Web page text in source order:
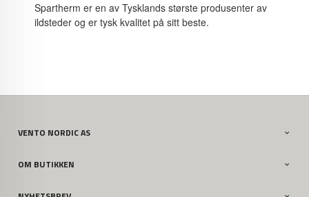
Spartherm er en av Tysklands største produsenter av
ildsteder og er tysk kvalitet på sitt beste.
VENTO NORDIC AS
OM BUTIKKEN